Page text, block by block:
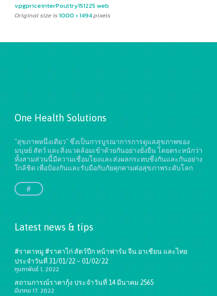
vpgpriceinterPoultry151225 web
Original size is1000 × 1494pixels
One Health Solutions
"สุขภาพหนึ่งเดียว" ซึ่งเป็นการบูรณาการการดูแลสุขภาพของ
มนุษย์ สัตว์ และสิ่งแวดล้อมเข้าด้วยกันอย่างยั่งยืนโดยตระหนักว่า
ทั้งสามส่วนนี้มีความเชื่อมโยงและส่งผลกระทบซึ่งกันและกันอย่าง
ใกล้ชิด เพื่อป้องกันและรับมือกับภัยคุกคามต่อสุขภาพระดับโลก
#
Latest news & tips
#ราคาหมู #ราคาไก่ สัตว์ปีก หน้าฟาร์ม จีน อาเชียน และไทย
ประจำวันที่ 31/01/22 – 01/02/22
กุมภาพันธ์ 1, 2022
สถานการณ์ราคากุ้ง ประจำวันที่ 14 มีนาคม 2565
มีนาคม 17, 2022